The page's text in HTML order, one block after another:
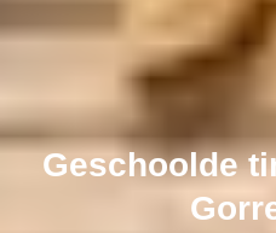
Geschoolde